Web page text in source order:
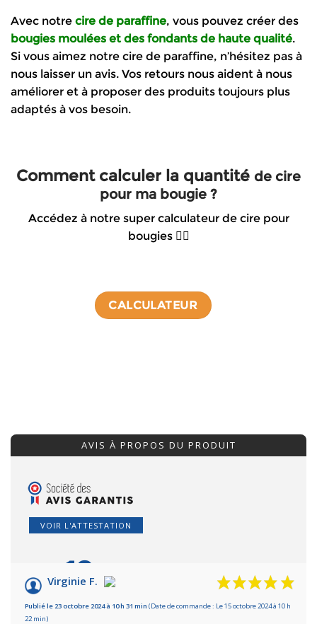
Avec notre cire de paraffine, vous pouvez créer des
bougies moulées et des fondants de haute qualité.
Si vous aimez notre cire de paraffine, n’hésitez pas à
nous laisser un avis. Vos retours nous aident à nous
améliorer et à proposer des produits toujours plus
adaptés à vos besoin.
Comment calculer la quantité de cire
pour ma bougie ?
Accédez à notre super calculateur de cire pour
bougies 👇🏻
CALCULATEUR
AVIS À PROPOS DU PRODUIT
VOIR L'ATTESTATION
10/10
Basé sur 1 avis
Virginie F.
Publié le 23 octobre 2024 à 10 h 31 min (Date de commande : Le 15 octobre 2024 à 10 h
22 min)